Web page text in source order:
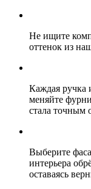
Не ищите
оттенок из
Каждая ручка
меняйте
стала точным
Выберите
интерьера
оставаясь